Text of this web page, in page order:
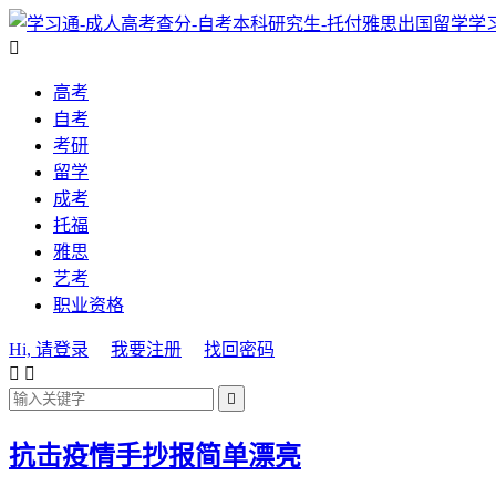
学

高考
自考
考研
留学
成考
托福
雅思
艺考
职业资格
Hi, 请登录 我要注册
找回密码
 

抗击疫情手抄报简单漂亮